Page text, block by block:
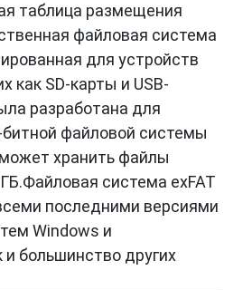
таблица размещения
файловая система
для устройств
как SD-карты и USB-
разработана для
файловой системы
хранить файлы
система exFAT
последними версиями
Windows и
и большинство других